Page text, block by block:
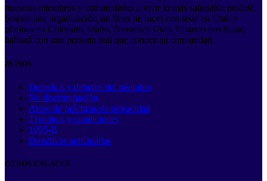
nuestros miembros y comunidades a vivir lo más saludable posible.
Somos una organización sin fines de lucro con sede en Utah y
oficinas en Colorado, Idaho, Nevada y Utah. Cuando nos llame,
hablará con una persona real que conoce su comunidad.
AVISOS
Derechos y deberes del miembro
No discriminación
Aviso de prácticas de privacidad
Términos y condiciones
1095-B
Directivas anticipadas
OTROS ENLACES